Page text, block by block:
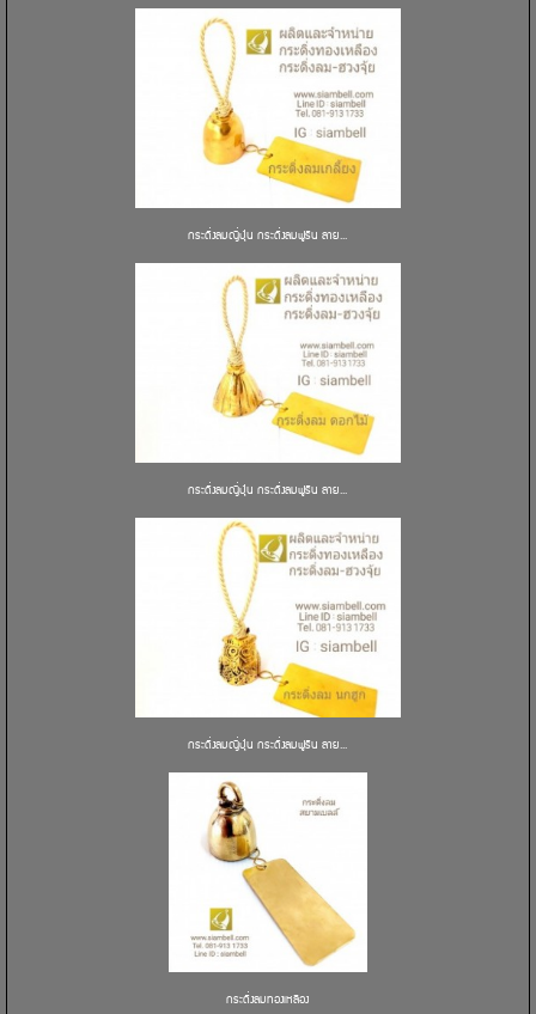
กระดิ่งลมญี่ปุ่น กระดิ่งลมฟูริน ลาย...
กระดิ่งลมญี่ปุ่น กระดิ่งลมฟูริน ลาย...
กระดิ่งลมญี่ปุ่น กระดิ่งลมฟูริน ลาย...
กระดิ่งลมทองเหลือง